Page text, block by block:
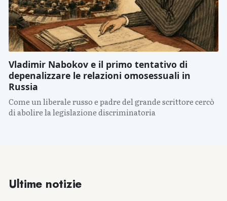
Vladimir Nabokov e il primo tentativo di
depenalizzare le relazioni omosessuali in
Russia
Come un liberale russo e padre del grande scrittore cercò
di abolire la legislazione discriminatoria
Ultime notizie